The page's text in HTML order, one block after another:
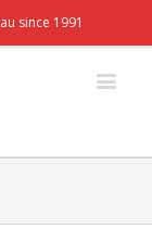
since 1991